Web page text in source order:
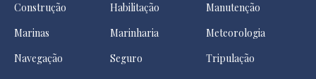
Construção Habilitação
Manutenção
Marinas
Marinharia
Meteorologia
Navegação
Seguro Tripulação